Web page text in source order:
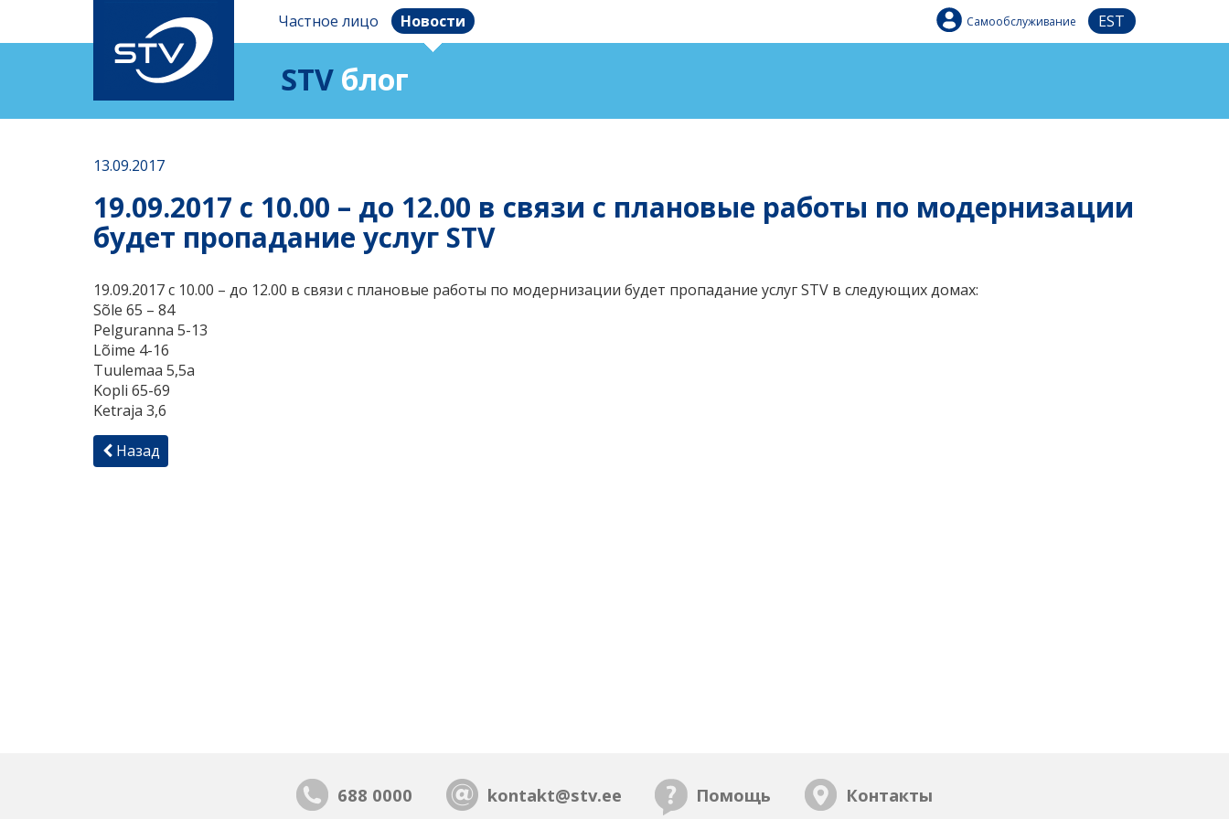
Частное лицо Новости Самообслуживание EST
STV блог
13.09.2017
19.09.2017 с 10.00 – до 12.00 в связи с плановые работы по модернизации
будет пропадание услуг STV
19.09.2017 с 10.00 – до 12.00 в связи с плановые работы по модернизации будет пропадание услуг STV в следующих домах:
Sõle 65 – 84
Pelguranna 5-13
Lõime 4-16
Tuulemaa 5,5a
Kopli 65-69
Ketraja 3,6
Назад
688 0000 kontakt@stv.ee Помощь Контакты